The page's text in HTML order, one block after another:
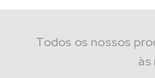
Todos os nossos
às